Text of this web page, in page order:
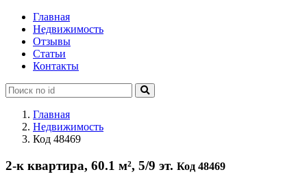
Главная
Недвижимость
Отзывы
Статьи
Контакты
Главная
Недвижимость
Код 48469
2-к квартира, 60.1 м², 5/9 эт. Код 48469